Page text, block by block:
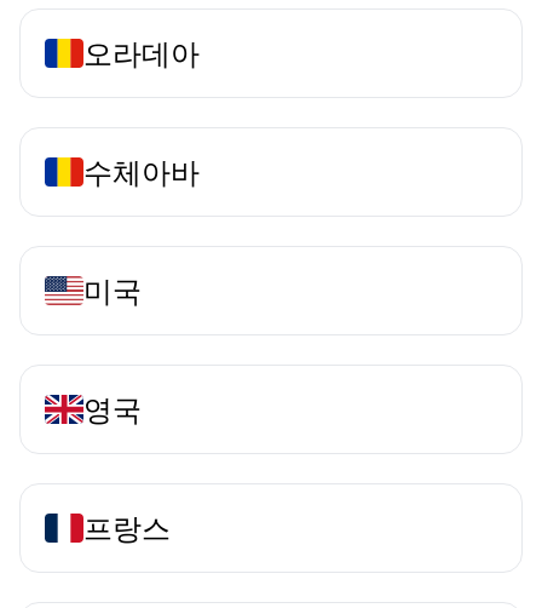
오라데아
수체아바
미국
영국
프랑스